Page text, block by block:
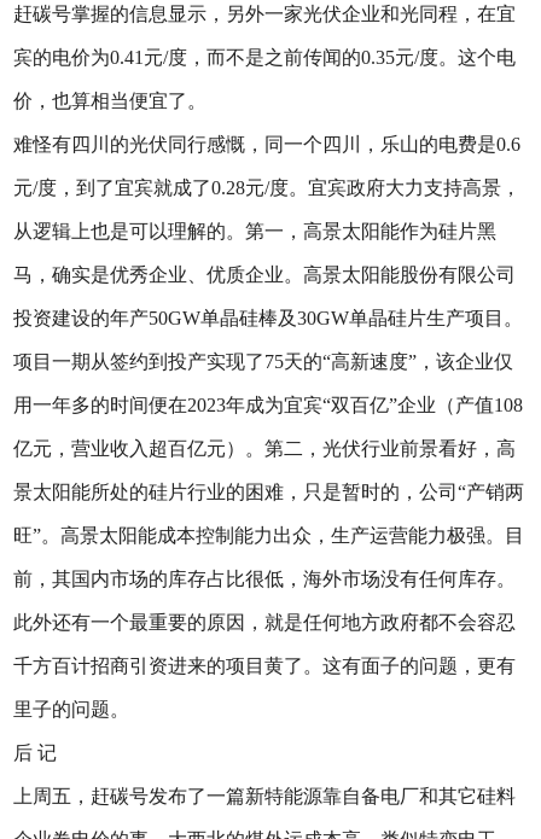
赶碳号掌握的信息显示，另外一家光伏企业和光同程，在宜
宾的电价为0.41元/度，而不是之前传闻的0.35元/度。这个电
价，也算相当便宜了。
难怪有四川的光伏同行感慨，同一个四川，乐山的电费是0.6
元/度，到了宜宾就成了0.28元/度。宜宾政府大力支持高景，
从逻辑上也是可以理解的。第一，高景太阳能作为硅片黑
马，确实是优秀企业、优质企业。高景太阳能股份有限公司
投资建设的年产50GW单晶硅棒及30GW单晶硅片生产项目。
项目一期从签约到投产实现了75天的“高新速度”，该企业仅
用一年多的时间便在2023年成为宜宾“双百亿”企业（产值108
亿元，营业收入超百亿元）。第二，光伏行业前景看好，高
景太阳能所处的硅片行业的困难，只是暂时的，公司“产销两
旺”。高景太阳能成本控制能力出众，生产运营能力极强。目
前，其国内市场的库存占比很低，海外市场没有任何库存。
此外还有一个最重要的原因，就是任何地方政府都不会容忍
千方百计招商引资进来的项目黄了。这有面子的问题，更有
里子的问题。
后 记
上周五，赶碳号发布了一篇新特能源靠自备电厂和其它硅料